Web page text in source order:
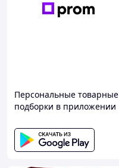
Персональные товарные
подборки в приложении